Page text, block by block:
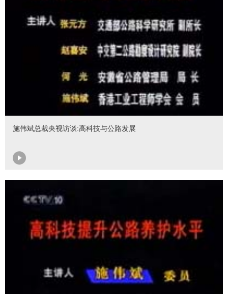
施伟斌总裁央视访谈:高科技与公路发展